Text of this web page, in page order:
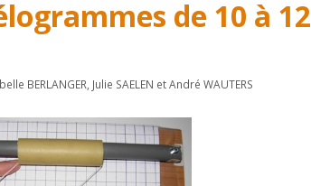
de 10 à 12
BERLANGER Julie SAELEN etAndré WAUTERS